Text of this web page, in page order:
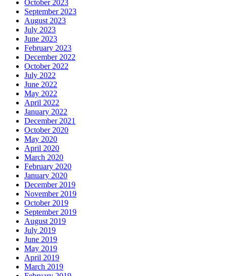
October 2023
September 2023
August 2023
July 2023
June 2023
February 2023
December 2022
October 2022
July 2022
June 2022
May 2022
April 2022
January 2022
December 2021
October 2020
May 2020
April 2020
March 2020
February 2020
January 2020
December 2019
November 2019
October 2019
September 2019
August 2019
July 2019
June 2019
May 2019
April 2019
March 2019